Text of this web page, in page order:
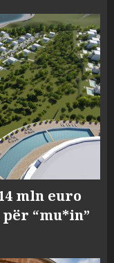
mln euro
“mu*in”